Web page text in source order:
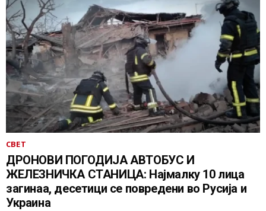
СВЕТ
ДРОНОВИ ПОГОДИЈА АВТОБУС И
ЖЕЛЕЗНИЧКА СТАНИЦА: Најмалку 10 лица
загинаа, десетици се повредени во Русија и
Украина